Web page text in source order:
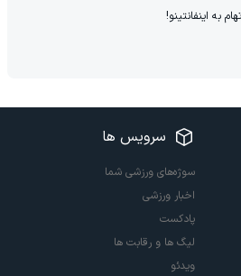
به اینفانتینو!
سرویس ها
سوژه‌های ورزشی شما
اخبار ورزشی
پادکست
لیگ ها و رقابت ها
ویدئو